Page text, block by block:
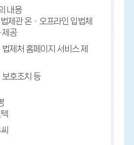
내용
제관 온ㆍ오프라인 입법체
제공
법제처 홈페이지 서비스 제
보호조치 등